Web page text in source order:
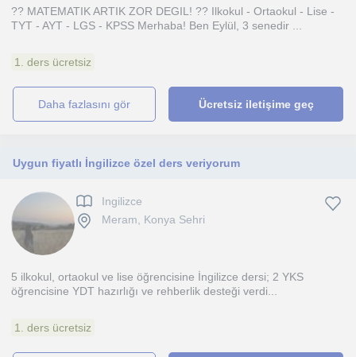
?? MATEMATIK ARTIK ZOR DEGIL! ?? Ilkokul - Ortaokul - Lise -
TYT - AYT - LGS - KPSS Merhaba! Ben Eylül, 3 senedir ...
1. ders ücretsiz
daha fazlasını gör Ücretsiz iletişime geç
Uygun fiyatlı İngilizce özel ders veriyorum
Ingilizce
Meram, Konya Sehri
5 ilkokul, ortaokul ve lise öğrencisine İngilizce dersi; 2 YKS
öğrencisine YDT hazırlığı ve rehberlik desteği verdi...
1. ders ücretsiz